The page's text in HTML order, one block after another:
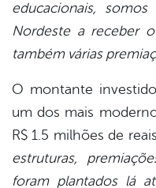
educacionais,
Nordeste a receber
também várias
O montante
um dos mais
R$ 1.5 milhões de
estruturas,
foram plantados lá